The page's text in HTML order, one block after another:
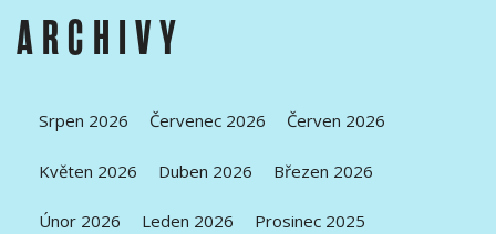
ARCHIVY
Srpen 2026 Červenec 2026 Červen 2026
Květen 2026 Duben 2026 Březen 2026
Únor 2026 Leden 2026 Prosinec 2025